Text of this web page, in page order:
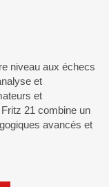
niveau aux échecs
et
et
21 combine un
avancés et